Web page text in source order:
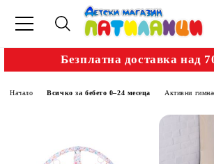
Безплатна доставка над
Начало Всичко за бебето 0–24 месеца Активни